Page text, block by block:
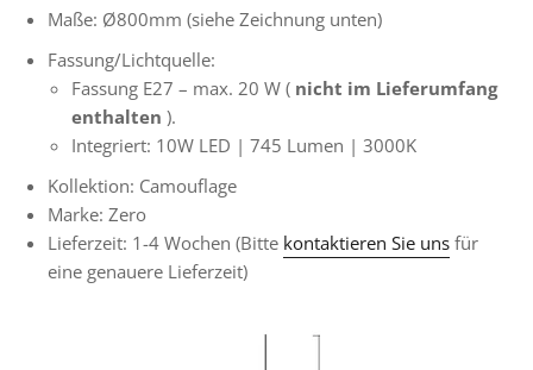
Maße: Ø800mm (siehe Zeichnung unten)
Fassung/Lichtquelle:
Fassung E27 – max. 20 W ( nicht im Lieferumfang
enthalten ).
Integriert: 10W LED | 745 Lumen | 3000K
Kollektion: Camouflage
Marke: Zero
Lieferzeit: 1-4 Wochen (Bitte kontaktieren Sie uns für
eine genauere Lieferzeit)